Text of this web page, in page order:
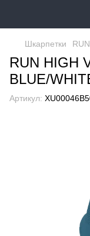
Шкарпетки
RUN HIGH
BLUE/
Артикул: